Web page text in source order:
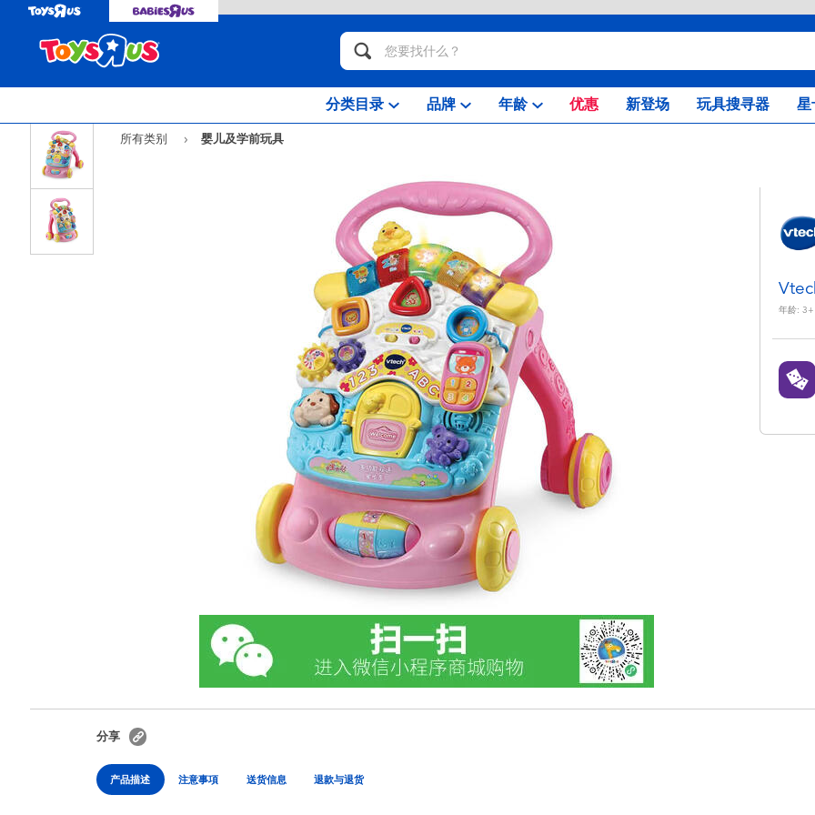
分类目录 品牌 年龄 优惠 新登场 玩具搜寻器 星
所有类别 婴儿及学前玩具
年龄: 3+
分享
产品描述 注意事項 送货信息 退款与退货